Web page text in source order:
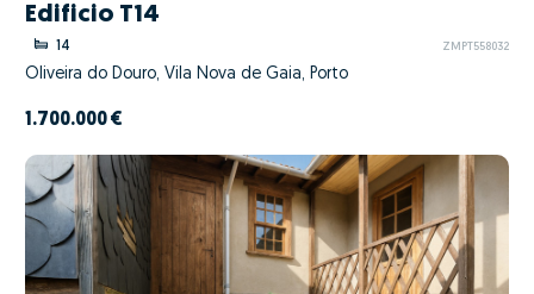
Edificio T14
14 ZMPT558032
Oliveira do Douro, Vila Nova de Gaia, Porto
1.700.000 €